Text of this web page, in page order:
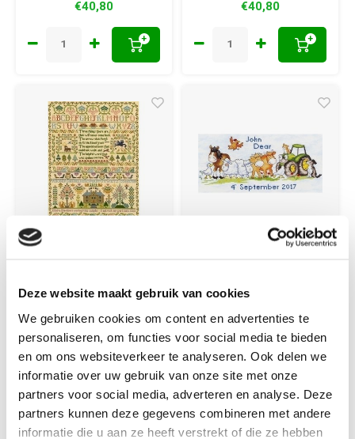
Deze website maakt gebruik van cookies
We gebruiken cookies om content en advertenties te
personaliseren, om functies voor social media te bieden
en om ons websiteverkeer te analyseren. Ook delen we
informatie over uw gebruik van onze site met onze
partners voor social media, adverteren en analyse. Deze
partners kunnen deze gegevens combineren met andere
informatie die u aan ze heeft verstrekt of die ze hebben
€40,80
+
€40,80
+
Three Things XS4
€80,35
geboortepakket
First Born XNB2
€40,80